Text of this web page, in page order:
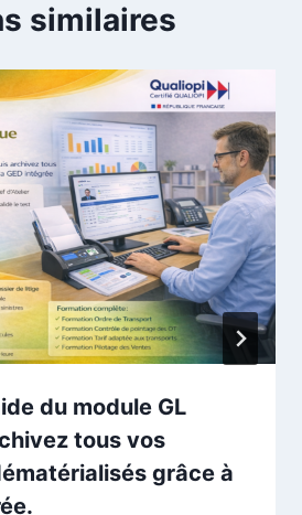
similaires
du module GL
tous vos
grâce à